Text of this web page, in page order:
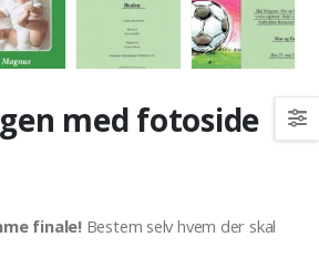
med fotoside
finale!Bestem selv hvem der skal